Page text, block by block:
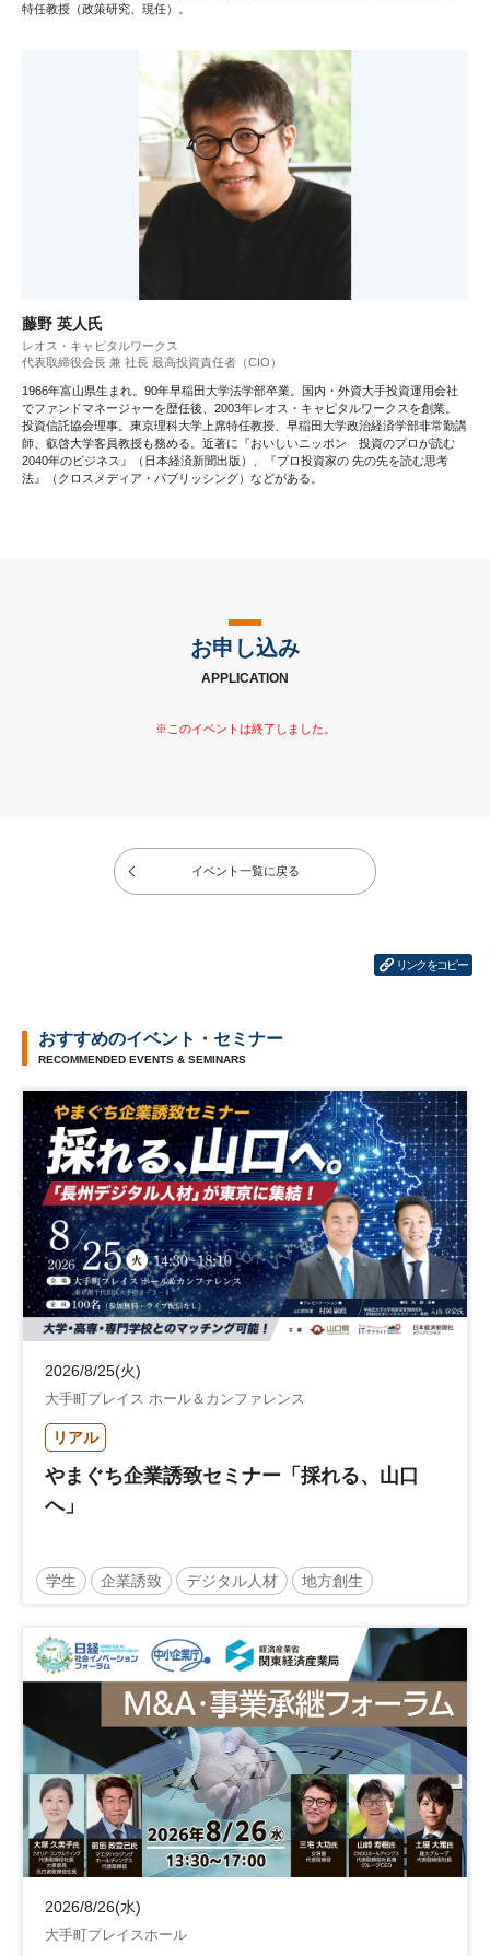
特任教授（政策研究、現任）。
藤野 英人氏
レオス・キャピタルワークス
代表取締役会長 兼 社長 最高投資責任者（CIO）
1966年富山県生まれ。90年早稲田大学法学部卒業。国内・外資大手投資運用会社
でファンドマネージャーを歴任後、2003年レオス・キャピタルワークスを創業。
投資信託協会理事。東京理科大学上席特任教授、早稲田大学政治経済学部非常勤講
師、叡啓大学客員教授も務める。近著に『おいしいニッポン 投資のプロが読む
2040年のビジネス』（日本経済新聞出版）、『プロ投資家の 先の先を読む思考
法』（クロスメディア・パブリッシング）などがある。
お申し込み
APPLICATION
イベント一覧に戻る
リンクをコピー
おすすめのイベント・セミナー
RECOMMENDED EVENTS & SEMINARS
2026/8/25(火)
大手町プレイス ホール＆カンファレンス
リアル
やまぐち企業誘致セミナー「採れる、山口
へ」
学生 企業誘致 デジタル人材 地方創生
地域活性化 自治体
2026/8/26(水)
大手町プレイスホール